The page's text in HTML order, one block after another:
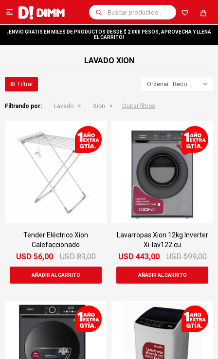

¡ENVÍO GRATIS EN MILES DE PRODUCTOS DESDE $ 2.000 PESOS, APROVECHÁ Y LLENÁ
EL CARRITO!
LAVADO XION
Recomendados
Filtrando por: Lavado Xion Quitar filtros
Tender Eléctrico Xion
Calefaccionado
USD 56,00 USD 89,00
Lavarropas Xion 12kg Inverter
Xi-lav122.cu
USD 443,00 USD 599,00